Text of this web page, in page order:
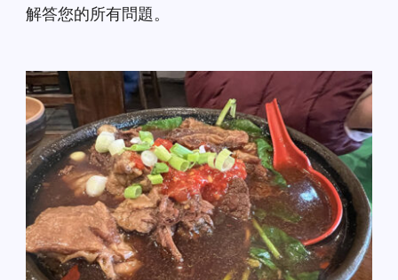
解答您的所有問題。